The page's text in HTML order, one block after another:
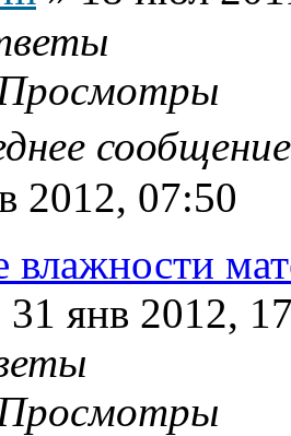
2012, 07:50
влажности
31 янв 2012,